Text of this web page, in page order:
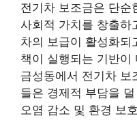
전기차 보조금은 단순
사회적 가치를 창출하
차의 보급이 활성화되
책이 실행되는 기반이
금성동에서 전기차 보
들은 경제적 부담을
오염 감소 및 환경 보